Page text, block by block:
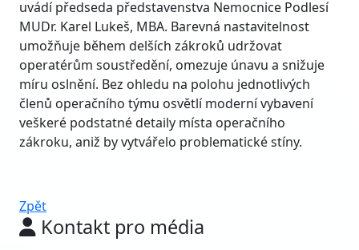
uvádí předseda představenstva Nemocnice Podlesí
MUDr. Karel Lukeš, MBA. Barevná nastavitelnost
umožňuje během delších zákroků udržovat
operatérům soustředění, omezuje únavu a snižuje
míru oslnění. Bez ohledu na polohu jednotlivých
členů operačního týmu osvětlí moderní vybavení
veškeré podstatné detaily místa operačního
zákroku, aniž by vytvářelo problematické stíny.
Zpět
Kontakt pro média